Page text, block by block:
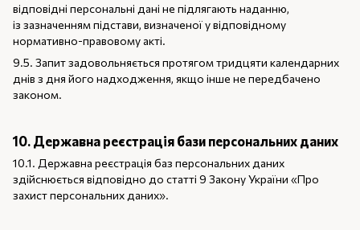
відповідні персональні дані не підлягають наданню,
із зазначенням підстави, визначеної у відповідному
нормативно-правовому акті.
9.5. Запит задовольняється протягом тридцяти календарних
днів з дня його надходження, якщо інше не передбачено
законом.
10. Державна реєстрація бази персональних даних
10.1. Державна реєстрація баз персональних даних
здійснюється відповідно до статті 9 Закону України «Про
захист персональних даних».